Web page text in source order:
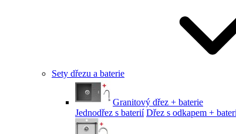
Sety dřezu a baterie
Granitový dřez + baterie
Jednodřez s baterií Dřez s odkapem +